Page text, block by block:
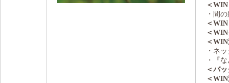
＜
・間
＜
＜
＜
・ネ
・『
＜バ
＜